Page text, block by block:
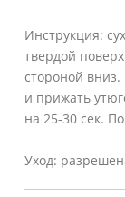
Инструкция:
твердой
стороной
и прижать
на 25-30 сек.
Уход: